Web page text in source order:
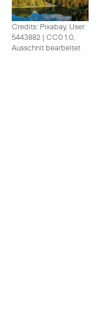
Credits: Pixabay, User
5443882 | CC0 1.0,
Ausschnit bearbeitet